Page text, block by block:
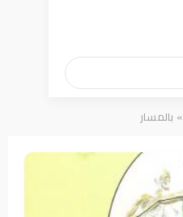
» بالمسار